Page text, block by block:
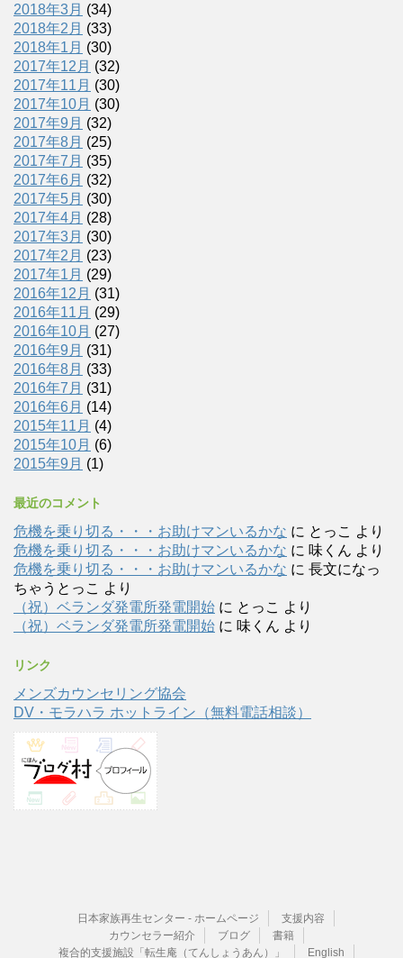
2018年3月 (34)
2018年2月 (33)
2018年1月 (30)
2017年12月 (32)
2017年11月 (30)
2017年10月 (30)
2017年9月 (32)
2017年8月 (25)
2017年7月 (35)
2017年6月 (32)
2017年5月 (30)
2017年4月 (28)
2017年3月 (30)
2017年2月 (23)
2017年1月 (29)
2016年12月 (31)
2016年11月 (29)
2016年10月 (27)
2016年9月 (31)
2016年8月 (33)
2016年7月 (31)
2016年6月 (14)
2015年11月 (4)
2015年10月 (6)
2015年9月 (1)
最近のコメント
危機を乗り切る・・・お助けマンいるかな に とっこ より
危機を乗り切る・・・お助けマンいるかな に 味くん より
危機を乗り切る・・・お助けマンいるかな に 長文になっ
ちゃうとっこ より
（祝）ベランダ発電所発電開始 に とっこ より
（祝）ベランダ発電所発電開始 に 味くん より
リンク
メンズカウンセリング協会
DV・モラハラ ホットライン（無料電話相談）
日本家族再生センター - ホームページ
支援内容
カウンセラー紹介
ブログ
書籍
複合的支援施設「転生庵（てんしょうあん）」
English